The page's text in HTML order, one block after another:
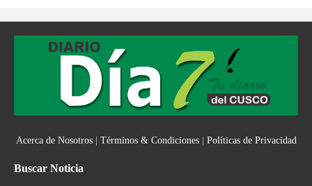
Acerca de Nosotros| Términos & Condiciones| Políticas de Privacidad
Buscar Noticia